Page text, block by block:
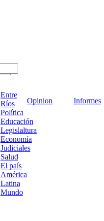
Entre
Ríos
Política
Educación
Legislaltura
Economía
Judiciales
Salud
El país
América
Latina
Mundo
Opinion Informes